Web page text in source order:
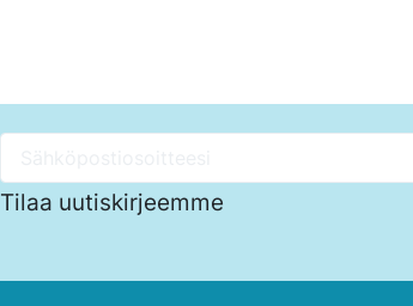
Tilaa uutiskirjeemme